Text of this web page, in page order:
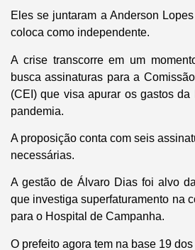
Eles se juntaram a Anderson
coloca como independente.
A crise transcorre em um
busca assinaturas para a
(CEI) que visa apurar os gastos da
pandemia.
A proposição conta com seis
necessárias.
A gestão de Álvaro Dias foi alvo
que investiga superfaturamento na
para o Hospital de Campanha.
O prefeito agora tem na base 19